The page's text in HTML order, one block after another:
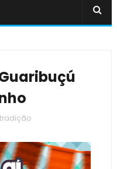
tradição